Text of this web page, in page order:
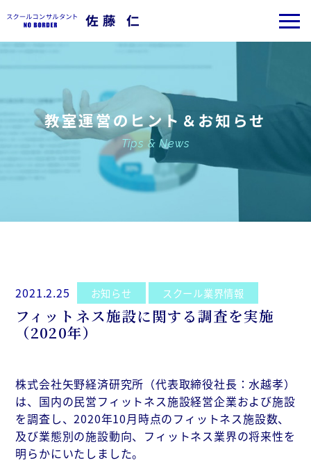
教室運営のヒント＆お知らせ
Tips & News
2021.2.25 お知らせ スクール業界情報
フィットネス施設に関する調査を実施
（2020年）
株式会社矢野経済研究所（代表取締役社長：水越孝）
は、国内の民営フィットネス施設経営企業および施設
を調査し、2020年10月時点のフィットネス施設数、
及び業態別の施設動向、フィットネス業界の将来性を
明らかにいたしました。